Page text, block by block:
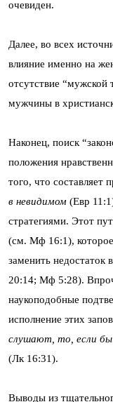
очевиден.
Далее, во всех
влияние именно на
отсутствие “мужской
мужчины в
Наконец, поиск
положения
того, что составляет
в невидимом (Евр
стратегиями. Этот
(см. Мф 16:1),
заменить недостаток
20:14; Мф 5:28).
наукоподобные
исполнение этих
слушают, то, если бы
(Лк 16:31).
Выводы из